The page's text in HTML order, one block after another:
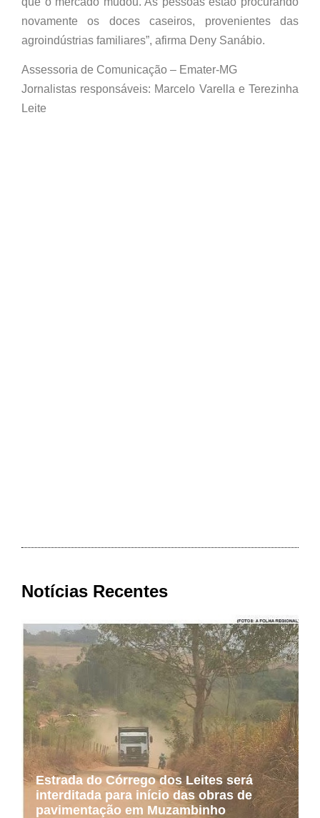
novamente os doces caseiros, provenientes das
agroindústrias familiares”, afirma Deny Sanábio.
Assessoria de Comunicação – Emater-MG
Jornalistas responsáveis: Marcelo Varella e Terezinha
Leite
Notícias Recentes
Estrada do Córrego dos Leites será
interditada para início das obras de
pavimentação em Muzambinho